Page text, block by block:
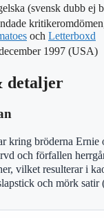
(svensk dubb ej
och Letterboxd
1997 (USA)
detaljer
kring bröderna Ernie
och förfallen
vilket resulterar i
och mörk satir